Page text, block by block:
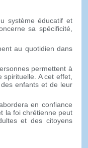
système éducatif et
sa spécificité,
au quotidien dans
permettent à
A cet effet,
des enfants et de leur
en confiance
la foi chrétienne peut
et des citoyens